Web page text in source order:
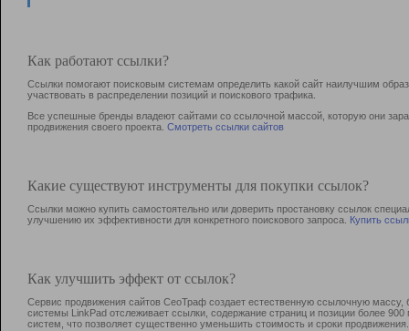
Как работают ссылки?
Ссылки помогают поисковым системам определить какой сайт наилучшим
участвовать в раcпределении позиций и поискового трафика.
Все успешные бренды владеют сайтами со ссылочной массой, которую они
продвижения своего проекта. Смотреть ссылки сайтов
Какие существуют инструменты для покупки ссылок?
Ссылки можно купить самостоятельно или доверить простановку ссылок
улучшению их эффективности для конкретного поискового запроса. Купить
Как улучшить эффект от ссылок?
Сервис продвижения сайтов СеоТраф создает естественную ссылочную
системы LinkPad отслеживает ссылки, содержание страниц и позиции более
систем, что позволяет существенно уменьшить стоимость и сроки продвижения.